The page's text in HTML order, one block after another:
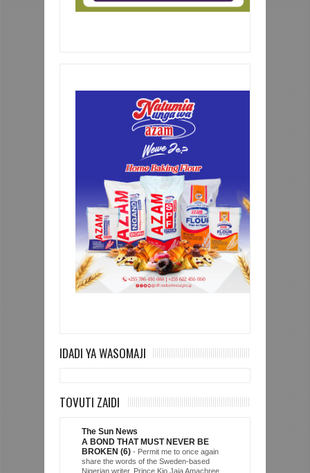
IDADI YA WASOMAJI
TOVUTI ZAIDI
The Sun News
A BOND THAT MUST NEVER BE
BROKEN (6) - Permit me to once again
share the words of the Sweden-based
Nigerian writer, Prince Kio Jaja Amachree.